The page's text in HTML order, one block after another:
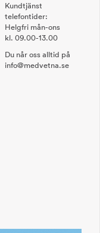
Kundtjänst
telefontider:
Helgfri mån-ons
kl. 09.00-13.00
Du når oss alltid på
info@medvetna.se